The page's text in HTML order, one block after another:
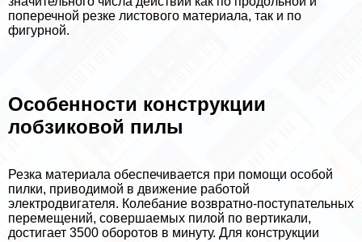
поперечной резке листового материала, так и по
фигурной.
Особенности конструкции
лобзиковой пилы
Резка материала обеспечивается при помощи особой
пилки, приводимой в движение работой
электродвигателя. Колебание возвратно-поступательных
перемещений, совершаемых пилой по вертикали,
достигает 3500 оборотов в минуту. Для конструкции